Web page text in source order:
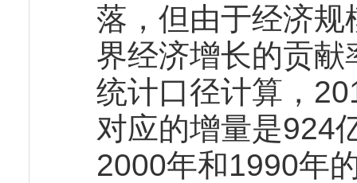
落，但由于经济
界经济增长的贡
统计口径计算，
对应的增量是924
2000年和1990年